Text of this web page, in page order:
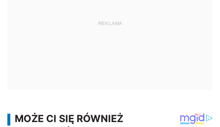
REKLAMA